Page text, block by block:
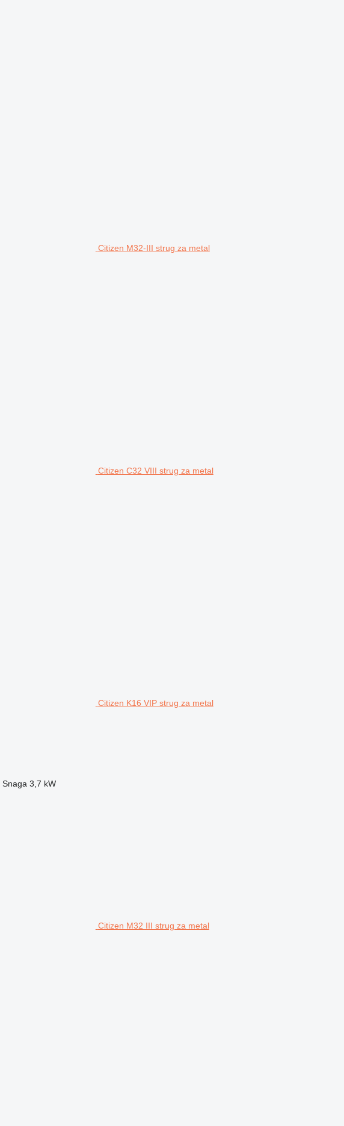
Citizen M32-III strug za metal
Citizen C32 VIII strug za metal
Citizen K16 VIP strug za metal
Snaga 3,7 kW
Citizen M32 III strug za metal